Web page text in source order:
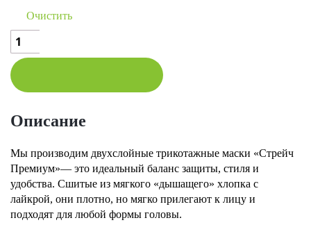
Очистить
Количество
товара
Маска
"Стрейч
Описание
Мы производим двухслойные трикотажные маски «Стрейч
Премиум»— это идеальный баланс защиты, стиля и
удобства. Сшитые из мягкого «дышащего» хлопка с
лайкрой, они плотно, но мягко прилегают к лицу и
подходят для любой формы головы.